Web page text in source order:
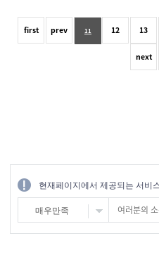
first prev 11 12 13
next
현재페이지에서 제공되는 서비
매우만족